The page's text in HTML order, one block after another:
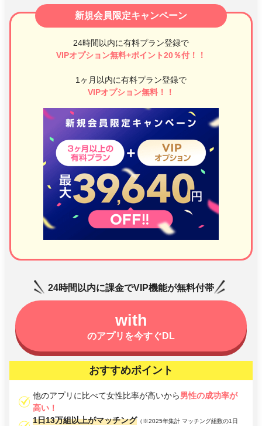
新規会員限定キャンペーン
24時間以内に有料プラン登録で
VIPオプション無料+ポイント20％付！！
1ヶ月以内に有料プラン登録で
VIPオプション無料！！
24時間以内に課金でVIP機能が無料付帯
with
のアプリを今すぐDL
おすすめポイント
他のアプリに比べて女性比率が高いから男性の成功率が
高い！
1日13万組以上がマッチング （※2025年集計 マッチング組数の1日